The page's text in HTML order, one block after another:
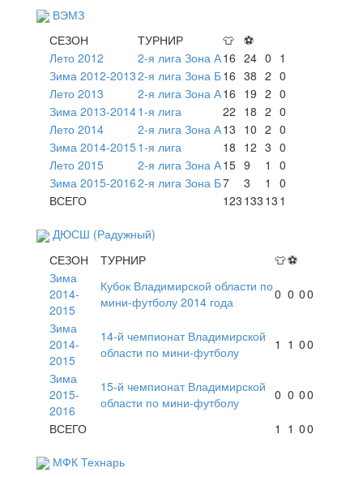
ВЭМЗ
СЕЗОН
ТУРНИР 👕 ⚽
Лето 2012
2-я лига Зона А16 24 0 1
Зима 2012-20132-я лига Зона Б16 38 2 0
Лето 2013
2-я лига Зона А16 19 2 0
Зима 2013-20141-я лига 22 18 2 0
Лето 2014
2-я лига Зона А13 10 2 0
Зима 2014-20151-я лига 18 12 3 0
Лето 2015
2-я лига Зона А15 9 1
0
Зима 2015-20162-я лига Зона Б7 3 1
0
ВСЕГО
123 133 13 1
ДЮСШ (Радужный)
СЕЗОН
ТУРНИР 👕⚽
Зима
2014-
2015
Кубок Владимирской области по
мини-футболу 2014 года
0 0 00
Зима
2014-
2015
14-й чемпионат Владимирской
области по мини-футболу
1 1 00
Зима
2015-
2016
15-й чемпионат Владимирской
области по мини-футболу
0 0 00
ВСЕГО 1 1 00
МФК Технарь